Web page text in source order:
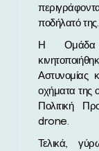
ποδήλατό της.
Η Ομάδα
Αστυνομίας
οχήματα της
Πολιτική
drone.
Τελικά,